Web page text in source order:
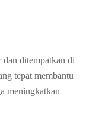
dan ditempatkan di
tepat membantu
meningkatkan